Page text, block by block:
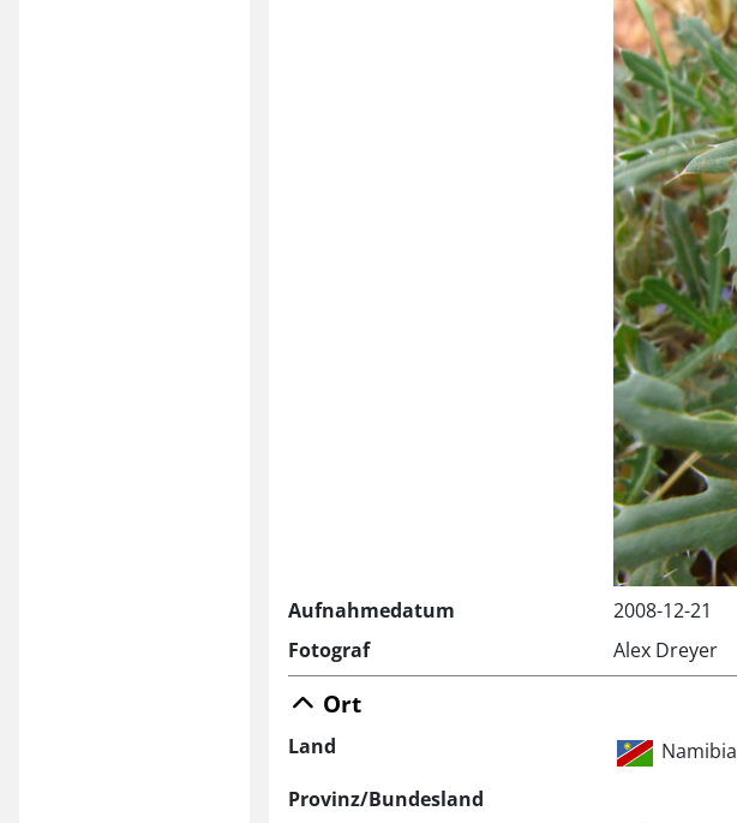
Aufnahmedatum
2008-12-21
Fotograf
Alex Dreyer
Ort
Land
Namibia
Provinz/Bundesland